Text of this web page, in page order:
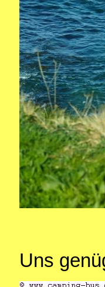
Uns